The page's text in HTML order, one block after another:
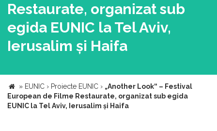
Restaurate, organizat sub
egida EUNIC la Tel Aviv,
Ierusalim și Haifa
» EUNIC › Proiecte EUNIC › „Another Look“ – Festival
European de Filme Restaurate, organizat sub egida
EUNIC la Tel Aviv, Ierusalim și Haifa